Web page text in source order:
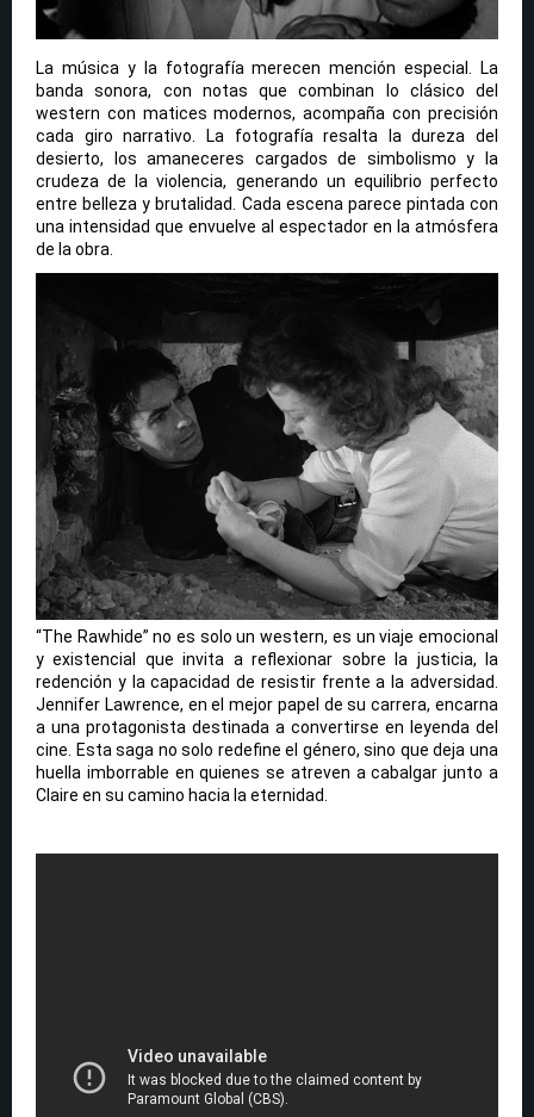
La música y la fotografía merecen mención especial. La
banda sonora, con notas que combinan lo clásico del
western con matices modernos, acompaña con precisión
cada giro narrativo. La fotografía resalta la dureza del
desierto, los amaneceres cargados de simbolismo y la
crudeza de la violencia, generando un equilibrio perfecto
entre belleza y brutalidad. Cada escena parece pintada con
una intensidad que envuelve al espectador en la atmósfera
de la obra.
“The Rawhide” no es solo un western, es un viaje emocional
y existencial que invita a reflexionar sobre la justicia, la
redención y la capacidad de resistir frente a la adversidad.
Jennifer Lawrence, en el mejor papel de su carrera, encarna
a una protagonista destinada a convertirse en leyenda del
cine. Esta saga no solo redefine el género, sino que deja una
huella imborrable en quienes se atreven a cabalgar junto a
Claire en su camino hacia la eternidad.